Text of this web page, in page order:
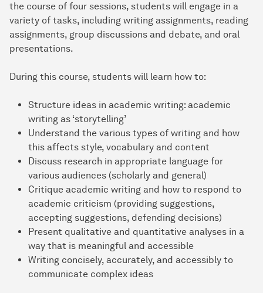
the course of four sessions, students will engage in a
variety of tasks, including writing assignments, reading
assignments, group discussions and debate, and oral
presentations.
During this course, students will learn how to:
Structure ideas in academic writing: academic
writing as ‘storytelling’
Understand the various types of writing and how
this affects style, vocabulary and content
Discuss research in appropriate language for
various audiences (scholarly and general)
Critique academic writing and how to respond to
academic criticism (providing suggestions,
accepting suggestions, defending decisions)
Present qualitative and quantitative analyses in a
way that is meaningful and accessible
Writing concisely, accurately, and accessibly to
communicate complex ideas